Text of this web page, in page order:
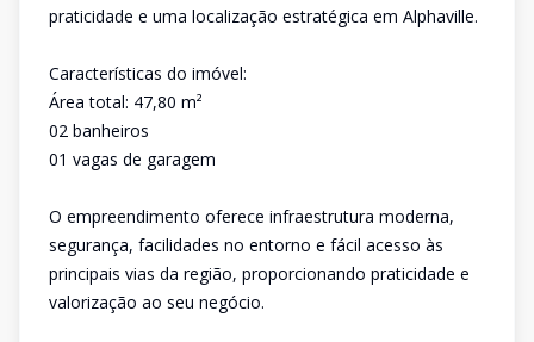
praticidade e uma localização estratégica em Alphaville.
Características do imóvel:
Área total: 47,80 m²
02 banheiros
01 vagas de garagem
O empreendimento oferece infraestrutura moderna,
segurança, facilidades no entorno e fácil acesso às
principais vias da região, proporcionando praticidade e
valorização ao seu negócio.